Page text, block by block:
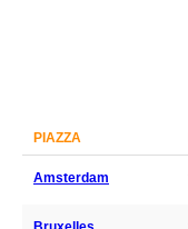
PIAZZA
Amsterdam